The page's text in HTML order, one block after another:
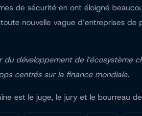
de sécurité en ont éloigné
nouvelle vague d’entreprises
du développement de
centrés sur la finance mondiale.
est le juge, le jury et le bourreau